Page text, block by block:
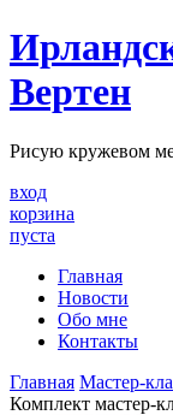
Вертен
Рисую кружевом
вход
корзина
пуста
Главная
Новости
Обо мне
Контакты
Главная Мастер-
Комплект мастер-